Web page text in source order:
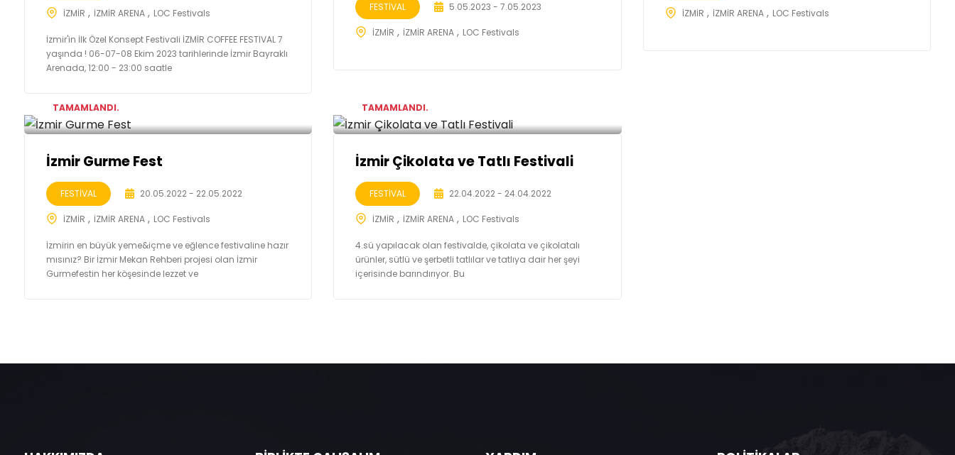
İZMİR İZMİR ARENA LOC Festivals
İzmir'in İlk Özel Konsept Festivali İZMİR COFFEE FESTIVAL 7
yaşında ! 06-07-08 Ekim 2023 tarihlerinde İzmir Bayraklı
Arenada, 12:00 - 23:00 saatle
FESTİVAL 5.05.2023 - 7.05.2023
İZMİR İZMİR ARENA LOC Festivals
İZMİR İZMİR ARENA LOC Festivals
TAMAMLANDI.
İzmir Gurme Fest
FESTİVAL 20.05.2022 - 22.05.2022
İZMİR İZMİR ARENA LOC Festivals
İzmirin en büyük yeme&içme ve eğlence festivaline hazır
mısınız? Bir İzmir Mekan Rehberi projesi olan İzmir
Gurmefestin her köşesinde lezzet ve
TAMAMLANDI.
İzmir Çikolata ve Tatlı Festivali
FESTİVAL 22.04.2022 - 24.04.2022
İZMİR İZMİR ARENA LOC Festivals
4.sü yapılacak olan festivalde, çikolata ve çikolatalı
ürünler, sütlü ve şerbetli tatlılar ve tatlıya dair her şeyi
içerisinde barındırıyor. Bu